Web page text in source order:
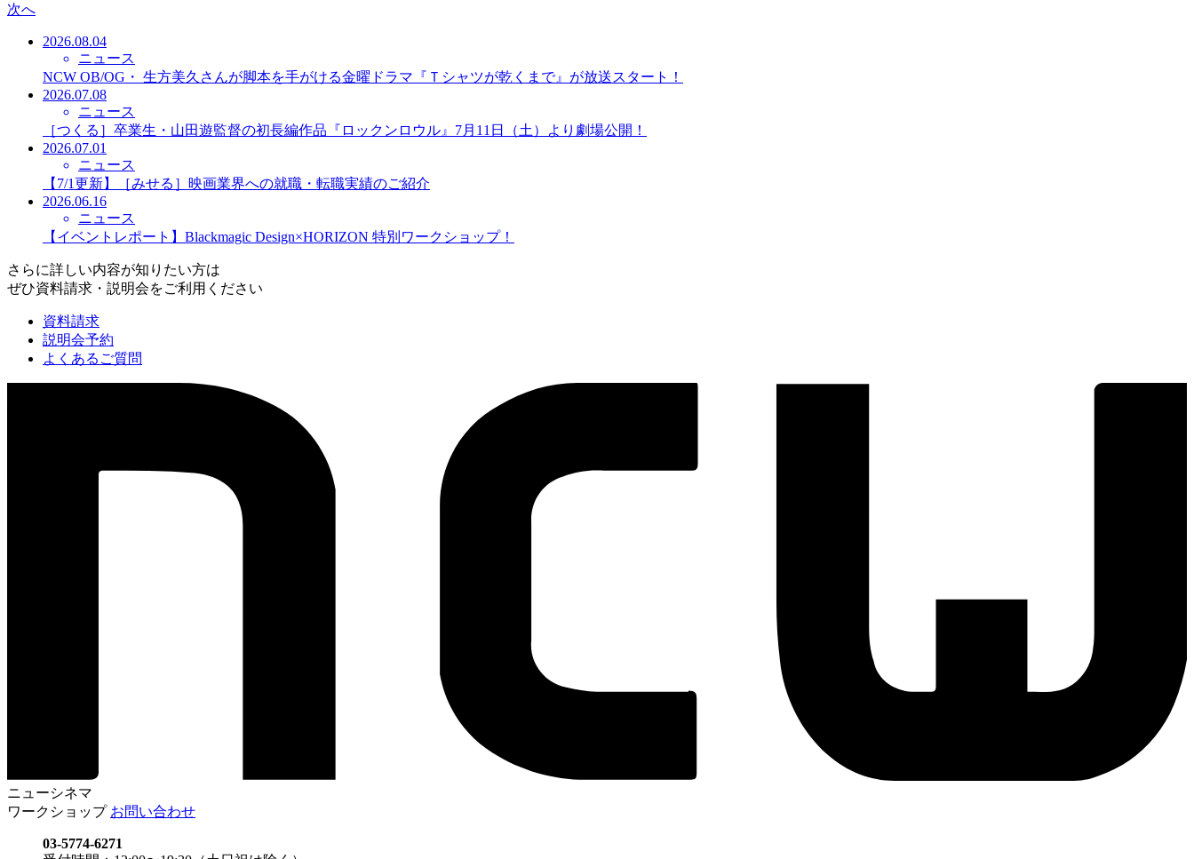
次へ
2026.08.04
ニュース
NCW OB/OG・ 生方美久さんが脚本を手がける金曜ドラマ『Ｔシャツが乾くまで』が放送スタート！
2026.07.08
ニュース
［つくる］卒業生・山田遊監督の初長編作品『ロックンロウル』7月11日（土）より劇場公開！
2026.07.01
ニュース
【7/1更新】［みせる］映画業界への就職・転職実績のご紹介
2026.06.16
ニュース
【イベントレポート】Blackmagic Design×HORIZON 特別ワークショップ！
さらに詳しい内容が知りたい方は
ぜひ資料請求・説明会をご利用ください
資料請求
説明会予約
よくあるご質問
ニューシネマ
ワークショップ お問い合わせ
03-5774-6271